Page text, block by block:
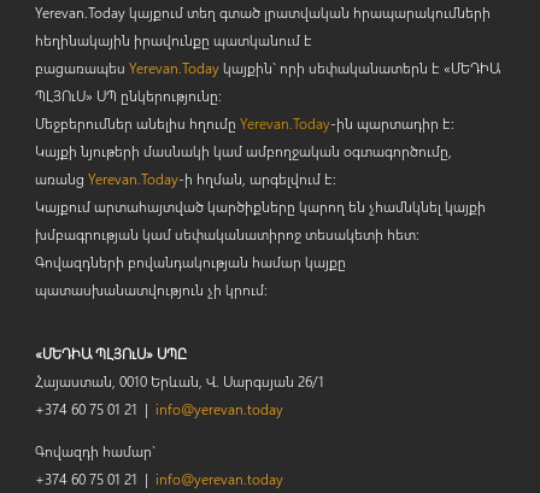
Yerevan.Today կայքում տեղ գտած լրատվական հրապարակումների
հեղինակային իրավունքը պատկանում է
բացառապես Yerevan.Todayկայքին` որի սեփականատերն է «ՄԵԴԻԱ
ՊԼՅՈւՍ» ՍՊ ընկերությունը։
Մեջբերումներ անելիս հղումը Yerevan.Today-ին պարտադիր է:
Կայքի նյութերի մասնակի կամ ամբողջական օգտագործումը,
առանց Yerevan.Today-ի հղման, արգելվում է:
Կայքում արտահայտված կարծիքները կարող են չհամնկնել կայքի
խմբագրության կամ սեփականատիրոջ տեսակետի հետ:
Գովազդների բովանդակության համար կայքը
պատասխանատվություն չի կրում:
«ՄԵԴԻԱ ՊԼՅՈւՍ» ՍՊԸ
Հայաստան, 0010 Երևան, Վ. Սարգսյան 26/1
+374 60 75 01 21 | info@yerevan.today
Գովազդի համար`
+374 60 75 01 21 | info@yerevan.today